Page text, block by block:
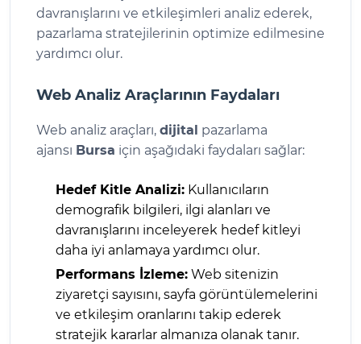
davranışlarını ve etkileşimleri analiz ederek,
pazarlama stratejilerinin optimize edilmesine
yardımcı olur.
Web Analiz Araçlarının Faydaları
Web analiz araçları, dijital pazarlama
ajansı Bursa için aşağıdaki faydaları sağlar:
Hedef Kitle Analizi: Kullanıcıların
demografik bilgileri, ilgi alanları ve
davranışlarını inceleyerek hedef kitleyi
daha iyi anlamaya yardımcı olur.
Performans İzleme: Web sitenizin
ziyaretçi sayısını, sayfa görüntülemelerini
ve etkileşim oranlarını takip ederek
stratejik kararlar almanıza olanak tanır.